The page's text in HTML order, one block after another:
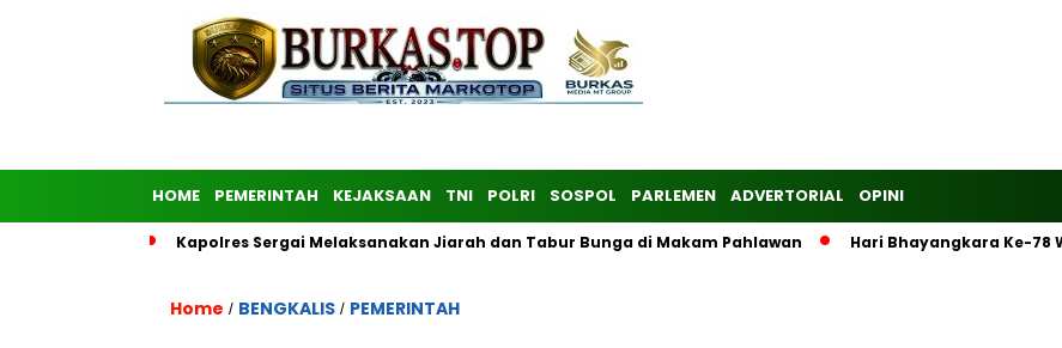
HOME PEMERINTAH KEJAKSAAN TNI POLRI SOSPOL PARLEMEN ADVERTORIAL OPINI
Kapolres Sergai Melaksanakan Jiarah dan Tabur Bunga di Makam Pahlawan Hari Bhayangkara Ke-78
Home / BENGKALIS / PEMERINTAH